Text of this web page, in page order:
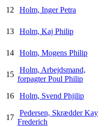
12 Holm, Inger Petra
13 Holm, Kaj Philip
14 Holm, Mogens Philip
15
Holm, Arbejdsmand,
forpagter Poul Philip
16 Holm, Svend Phjilip
17
Pedersen, Skrædder Kay
Frederich